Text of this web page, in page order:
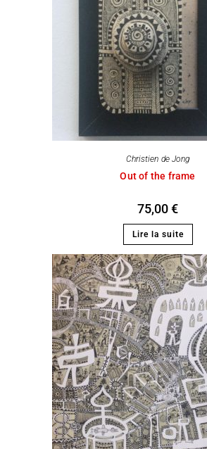
Christien de Jong
Out of the frame
75,00€
Lire la suite